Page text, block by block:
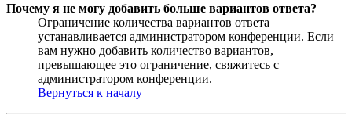
Почему я не могу добавить больше вариантов ответа?
Ограничение количества вариантов ответа
устанавливается администратором конференции. Если
вам нужно добавить количество вариантов,
превышающее это ограничение, свяжитесь с
администратором конференции.
Вернуться к началу